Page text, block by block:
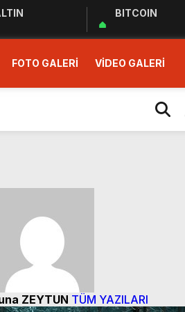
BITCOIN
FOTO GALERİ VİDEO GALERİ
Ziyareti
ZEYTUN TÜM YAZILARI